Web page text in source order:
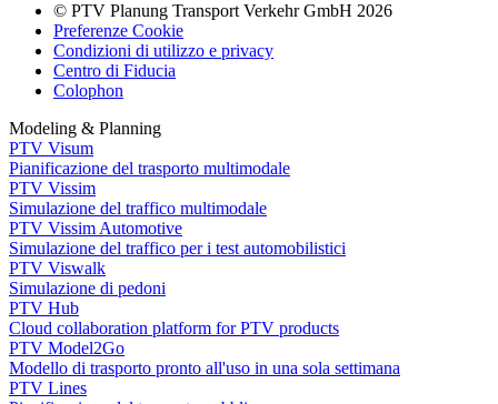
© PTV Planung Transport Verkehr GmbH 2026
Preferenze Cookie
Condizioni di utilizzo e privacy
Centro di Fiducia
Colophon
Modeling & Planning
PTV Visum
Pianificazione del trasporto multimodale
PTV Vissim
Simulazione del traffico multimodale
PTV Vissim Automotive
Simulazione del traffico per i test automobilistici
PTV Viswalk
Simulazione di pedoni
PTV Hub
Cloud collaboration platform for PTV products
PTV Model2Go
Modello di trasporto pronto all'uso in una sola settimana
PTV Lines